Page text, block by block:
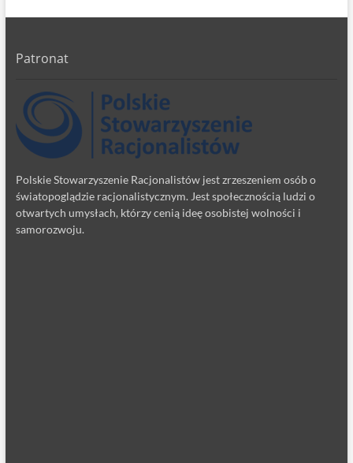
Patronat
Polskie Stowarzyszenie Racjonalistów jest zrzeszeniem osób o
światopoglądzie racjonalistycznym. Jest społecznością ludzi o
otwartych umysłach, którzy cenią ideę osobistej wolności i
samorozwoju.